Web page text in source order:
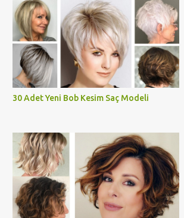
30 Adet Yeni Bob Kesim Saç Modeli